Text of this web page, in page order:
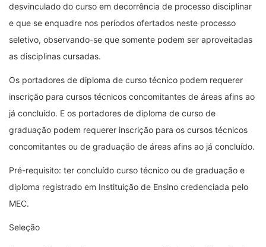
desvinculado do curso em decorrência de processo disciplinar
e que se enquadre nos períodos ofertados neste processo
seletivo, observando-se que somente podem ser aproveitadas
as disciplinas cursadas.
Os portadores de diploma de curso técnico podem requerer
inscrição para cursos técnicos concomitantes de áreas afins ao
já concluído. E os portadores de diploma de curso de
graduação podem requerer inscrição para os cursos técnicos
concomitantes ou de graduação de áreas afins ao já concluído.
Pré-requisito: ter concluído curso técnico ou de graduação e
diploma registrado em Instituição de Ensino credenciada pelo
MEC.
Seleção